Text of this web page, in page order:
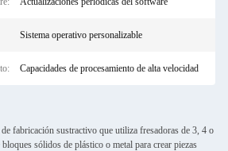
Sistema operativo personalizable
Capacidades de procesamiento de alta velocidad
fabricación sustractivo que utiliza fresadoras de 3, 4 o
sólidos de plástico o metal para crear piezas